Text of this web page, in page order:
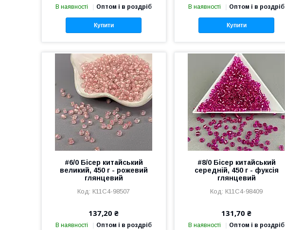
В наявності Оптом і в роздріб
Купити
В наявності Оптом і в роздріб
Купити
#6/0 Бісер китайський
великий, 450 г - рожевий
глянцевий
К11С4-98507
137,20 ₴
В наявності Оптом і в роздріб
#8/0 Бісер китайський
середній, 450 г - фуксія
глянцевий
К11С4-98409
131,70 ₴
В наявності Оптом і в роздріб